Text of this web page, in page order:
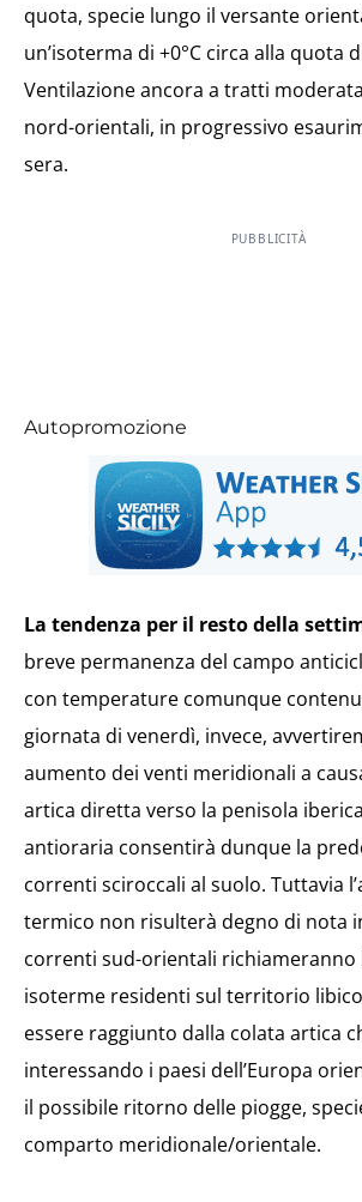
quota, specie lungo il versante
un’isoterma di +0°C circa alla quota
Ventilazione ancora a tratti
nord-orientali, in progressivo
sera.
PUBBLICITÀ
Autopromozione
La tendenza per il resto della
breve permanenza del campo
con temperature comunque
giornata di venerdì, invece,
aumento dei venti meridionali a
artica diretta verso la penisola
antioraria consentirà dunque la
correnti sciroccali al suolo. Tuttavia
termico non risulterà degno di nota
correnti sud-orientali richiameranno
isoterme residenti sul territorio
essere raggiunto dalla colata artica
interessando i paesi dell’Europa
il possibile ritorno delle piogge,
comparto meridionale/orientale.